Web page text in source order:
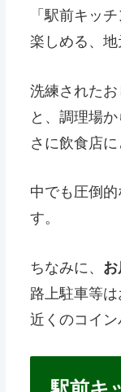
「駅前キッ
楽しめる、地
洗練された
と、調理場
さに飲食店
中でも圧倒
す。
ちなみに、 お
路上駐車等
近くのコイン